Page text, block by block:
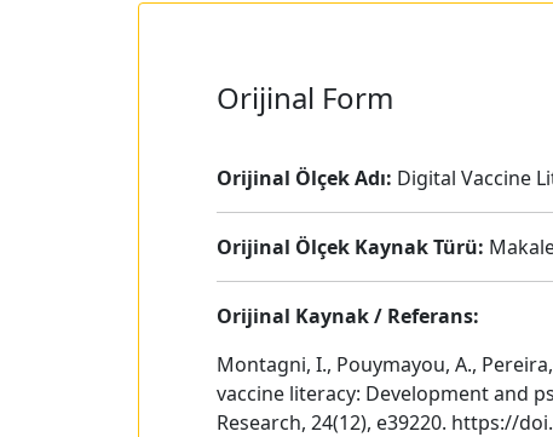
Orijinal Form
Orijinal Ölçek Adı: Digital Vaccine
Orijinal Ölçek Kaynak Türü:
Orijinal Kaynak / Referans:
Montagni, I., Pouymayou, A.,
vaccine literacy: Development and
Research, 24(12), e39220. https://